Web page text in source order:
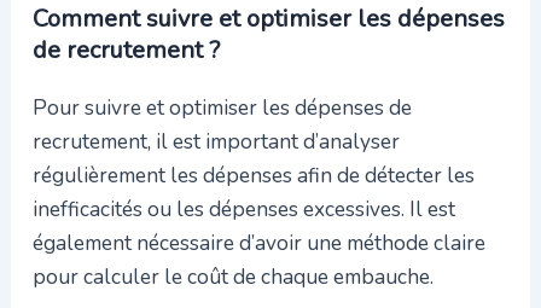
Comment suivre et optimiser les dépenses
de recrutement ?
Pour suivre et optimiser les dépenses de
recrutement, il est important d’analyser
régulièrement les dépenses afin de détecter les
inefficacités ou les dépenses excessives. Il est
également nécessaire d’avoir une méthode claire
pour calculer le coût de chaque embauche.